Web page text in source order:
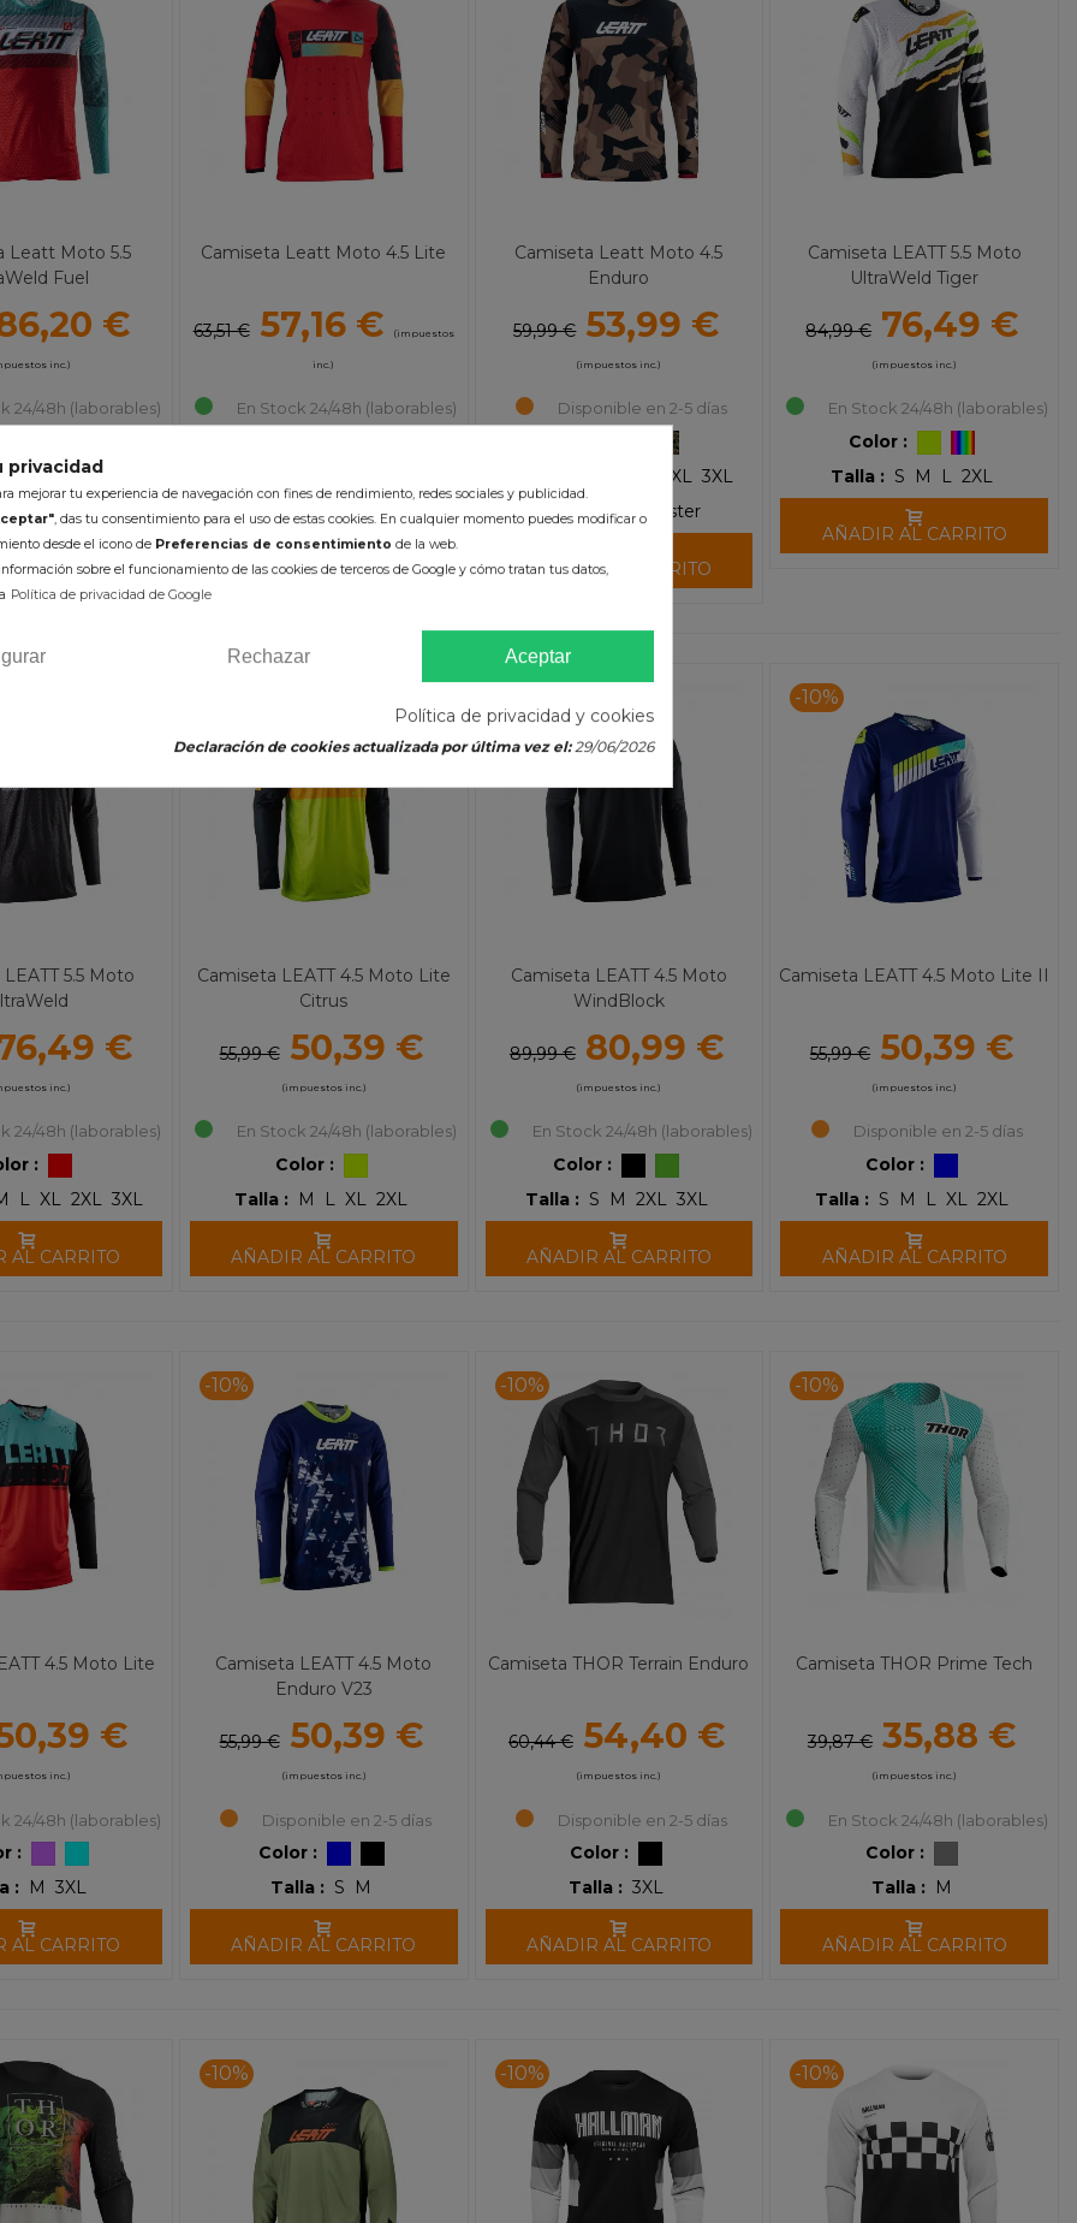
Leatt Moto 5.5
Fuel
€
inc.)
24/48h (laborables)
: S
: Poliéster
AL CARRITO
Camiseta Leatt Moto 4.5 Lite
63,51 € 57,16 € (impuestos
inc.)
En Stock 24/48h (laborables)
Material : Poliéster
AÑADIR AL CARRITO
Camiseta Leatt Moto 4.5
Enduro
59,99 € 53,99 €
(impuestos inc.)
Disponible en 2-5 días
2XL 3XL
Material : Poliéster
AÑADIR AL CARRITO
Camiseta LEATT 5.5 Moto
UltraWeld Tiger
84,99 € 76,49 €
(impuestos inc.)
En Stock 24/48h (laborables)
Color :
Talla : S M L 2XL
AÑADIR AL CARRITO
5.5 Moto
€
inc.)
24/48h (laborables)
:
L XL 2XL 3XL
AL CARRITO
Camiseta LEATT 4.5 Moto Lite
Citrus
55,99 € 50,39 €
(impuestos inc.)
En Stock 24/48h (laborables)
Color :
Talla :
M L XL 2XL
AÑADIR AL CARRITO
Camiseta LEATT 4.5 Moto
WindBlock
89,99 € 80,99 €
(impuestos inc.)
En Stock 24/48h (laborables)
Color :
Talla : S M 2XL 3XL
AÑADIR AL CARRITO
-10%
Camiseta LEATT 4.5 Moto Lite II
55,99 € 50,39 €
(impuestos inc.)
Disponible en 2-5 días
Color :
Talla : S M L XL 2XL
AÑADIR AL CARRITO
4.5 Moto Lite
€
inc.)
24/48h (laborables)
:
:
M 3XL
AL CARRITO
-10%
Camiseta LEATT 4.5 Moto
Enduro V23
55,99 € 50,39 €
(impuestos inc.)
Disponible en 2-5 días
Color :
Talla : S M
AÑADIR AL CARRITO
-10%
Camiseta THOR Terrain Enduro
60,44 € 54,40 €
(impuestos inc.)
Disponible en 2-5 días
Color :
Talla : 3XL
AÑADIR AL CARRITO
-10%
Camiseta THOR Prime Tech
39,87 € 35,88 €
(impuestos inc.)
En Stock 24/48h (laborables)
Color :
Talla :
M
AÑADIR AL CARRITO
-10% -10% -10%
privacidad
mejorar tu experiencia de navegación con fines de rendimiento, redes sociales y publicidad.
, das tu consentimiento para el uso de estas cookies. En cualquier momento puedes modificar o
desde el icono de Preferencias de consentimiento de la web.
sobre el funcionamiento de las cookies de terceros de Google y cómo tratan tus datos,
Política de privacidad de Google
Rechazar Aceptar
Política de privacidad y cookies
Declaración de cookies actualizada por última vez el:29/06/2026